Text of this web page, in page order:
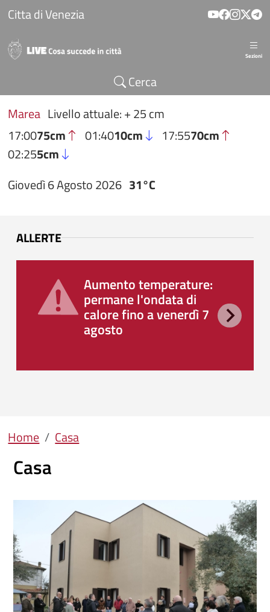
Salta al contenuto principale
Citta di Venezia
Sezioni
Cerca
Marea Livello attuale: + 25 cm
17:0075cm 01:4010cm 17:5570cm
02:255cm
Giovedì 6 Agosto 2026 31°C
ALLERTE
Aumento temperature:
permane l'ondata di
calore fino a venerdì 7
agosto
Briciole di pane
Home Casa
Casa